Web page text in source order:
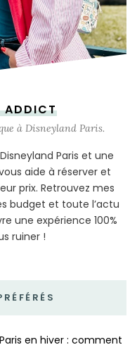
ADDICT
à Disneyland Paris.
Paris et une
aide à réserver et
prix. Retrouvez mes
budget et toute l’actu
une expérience 100%
ruiner !
en hiver : comment